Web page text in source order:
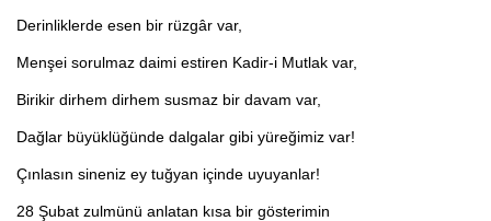
Derinliklerde esen bir rüzgâr var,
Menşei sorulmaz daimi estiren Kadir-i Mutlak var,
Birikir dirhem dirhem susmaz bir davam var,
Dağlar büyüklüğünde dalgalar gibi yüreğimiz var!
Çınlasın sineniz ey tuğyan içinde uyuyanlar!
28 Şubat zulmünü anlatan kısa bir gösterimin